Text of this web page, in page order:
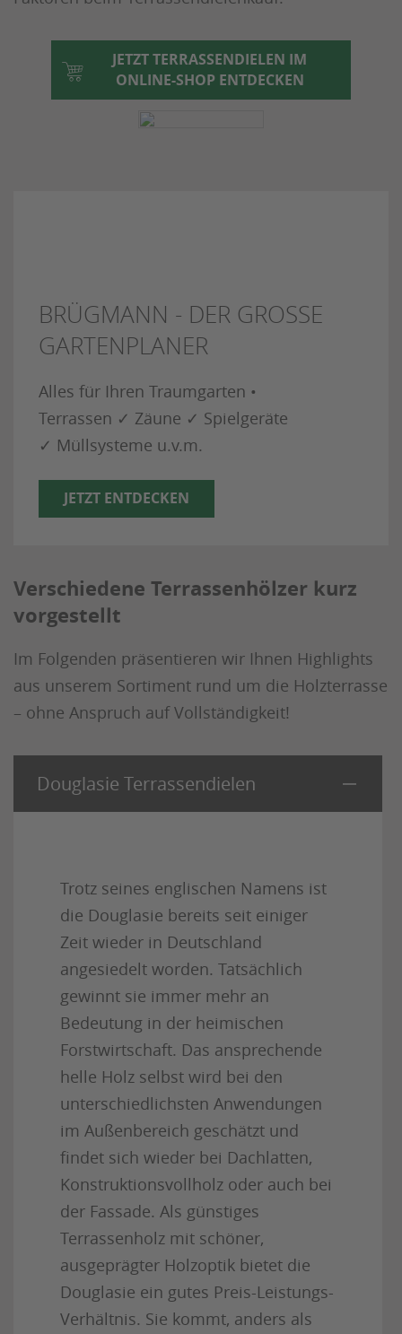
JETZT TERRASSENDIELEN IM
ONLINE-SHOP ENTDECKEN
BRÜGMANN - DER GROSSE G
ARTENPLANER
Alles für Ihren Traumgarten •
Terrassen ✓ Zäune ✓ Spielgeräte
✓ Müllsysteme u.v.m.
JETZT ENTDECKEN
Verschiedene Terrassenhölzer kurz
vorgestellt
Im Folgenden präsentieren wir Ihnen Highlights
aus unserem Sortiment rund um die Holzterrasse
– ohne Anspruch auf Vollständigkeit!
Douglasie Terrassendielen
Trotz seines englischen Namens ist
die Douglasie bereits seit einiger
Zeit wieder in Deutschland
angesiedelt worden. Tatsächlich
gewinnt sie immer mehr an
Bedeutung in der heimischen
Forstwirtschaft. Das ansprechende
helle Holz selbst wird bei den
unterschiedlichsten Anwendungen
im Außenbereich geschätzt und
findet sich wieder bei Dachlatten,
Konstruktionsvollholz oder auch bei
der Fassade. Als günstiges
Terrassenholz mit schöner,
ausgeprägter Holzoptik bietet die
Douglasie ein gutes Preis-Leistungs-
Verhältnis. Sie kommt, anders als